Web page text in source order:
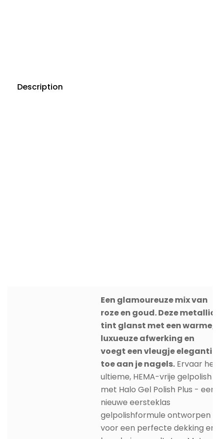
Description
Een glamoureuze mix van
roze en goud. Deze metallic
tint glanst met een warme,
luxueuze afwerking en
voegt een vleugje elegantie
toe aan je nagels. Ervaar het
ultieme, HEMA-vrije gelpolish
met Halo Gel Polish Plus - een
nieuwe eersteklas
gelpolishformule ontworpen
voor een perfecte dekking en